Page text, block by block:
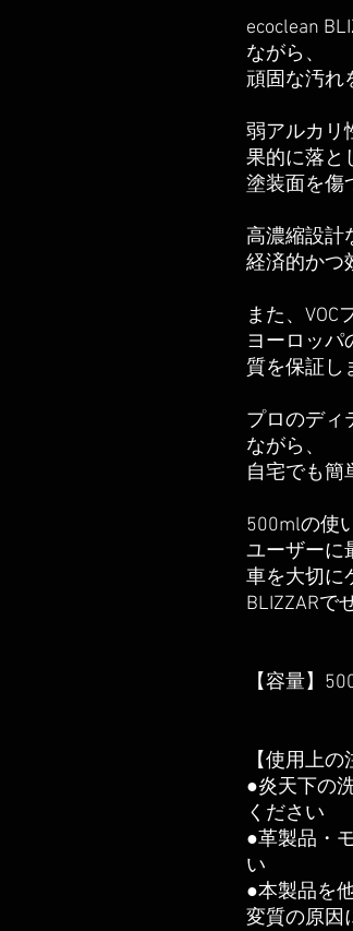
ecoclean
ながら、
頑固な汚れ
弱アルカリ
果的に落と
塗装面を傷
高濃縮設計
経済的かつ
また、VOC
ヨーロッパ
質を保証し
プロのディ
ながら、
自宅でも簡
500mlの使
ユーザーに
車を大切に
BLIZZARで
【容量】
【使用上の
●炎天下の
ください
●革製品・
い
●本製品を
変質の原因